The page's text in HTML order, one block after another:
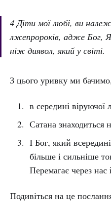
4 Діти мої любі, ви
лжепророків, адже Бог,
ніж диявол, який у світі.
З цього уривку ми
в середині
Сатана знаходиться
І Бог, який
більше і сильніше
Перемагає через нас
Подивіться на це